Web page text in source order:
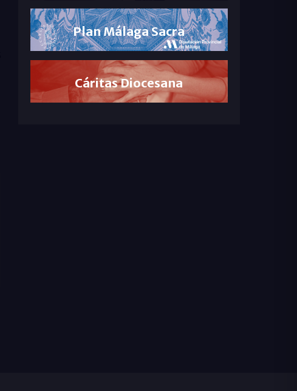
Plan Málaga Sacra
Cáritas Diocesana